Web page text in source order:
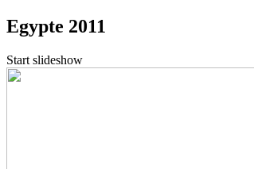
Egypte 2011
Start slideshow